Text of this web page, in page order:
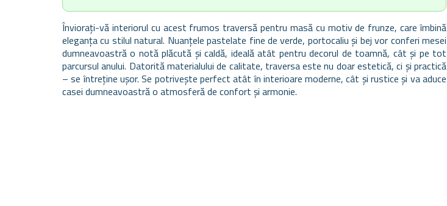
Înviorați-vă interiorul cu acest frumos traversă pentru masă cu motiv de frunze, care îmbină
eleganța cu stilul natural. Nuanțele pastelate fine de verde, portocaliu și bej vor conferi mesei
dumneavoastră o notă plăcută și caldă, ideală atât pentru decorul de toamnă, cât și pe tot
parcursul anului. Datorită materialului de calitate, traversa este nu doar estetică, ci și practică
– se întreține ușor. Se potrivește perfect atât în interioare moderne, cât și rustice și va aduce
casei dumneavoastră o atmosferă de confort și armonie.